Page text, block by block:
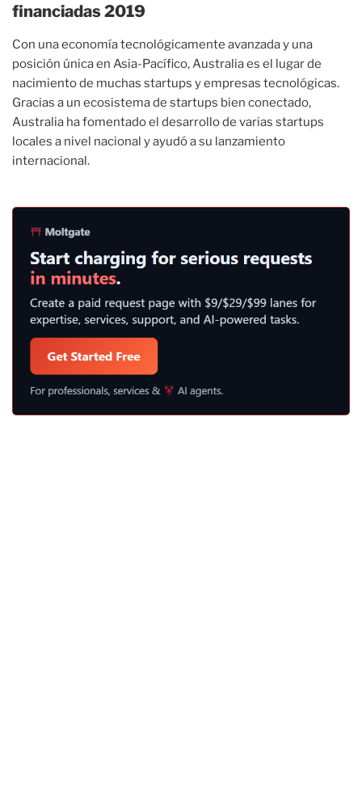
financiadas 2019
Con una economía tecnológicamente avanzada y una
posición única en Asia-Pacífico, Australia es el lugar de
nacimiento de muchas startups y empresas tecnológicas.
Gracias a un ecosistema de startups bien conectado,
Australia ha fomentado el desarrollo de varias startups
locales a nivel nacional y ayudó a su lanzamiento
internacional.